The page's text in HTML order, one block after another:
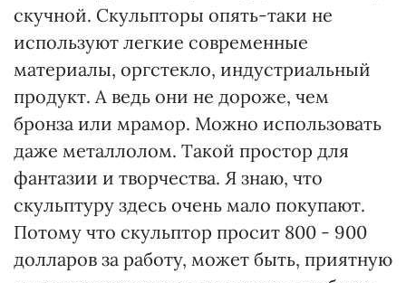
скучной. Скульпторы опять-таки не
используют легкие современные
материалы, оргстекло, индустриальный
продукт. А ведь они не дороже, чем
бронза или мрамор. Можно использовать
даже металлолом. Такой простор для
фантазии и творчества. Я знаю, что
скульптуру здесь очень мало покупают.
Потому что скульптор просит 800 - 900
долларов за работу, может быть, приятную